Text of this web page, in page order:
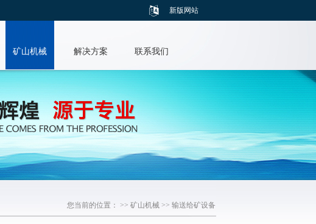
新版网站
矿山机械 解决方案 联系我们
您当前的位置： >> 矿山机械 >> 输送给矿设备